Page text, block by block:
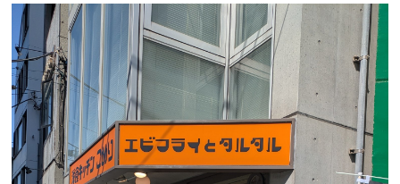
パーソナルトレーニング